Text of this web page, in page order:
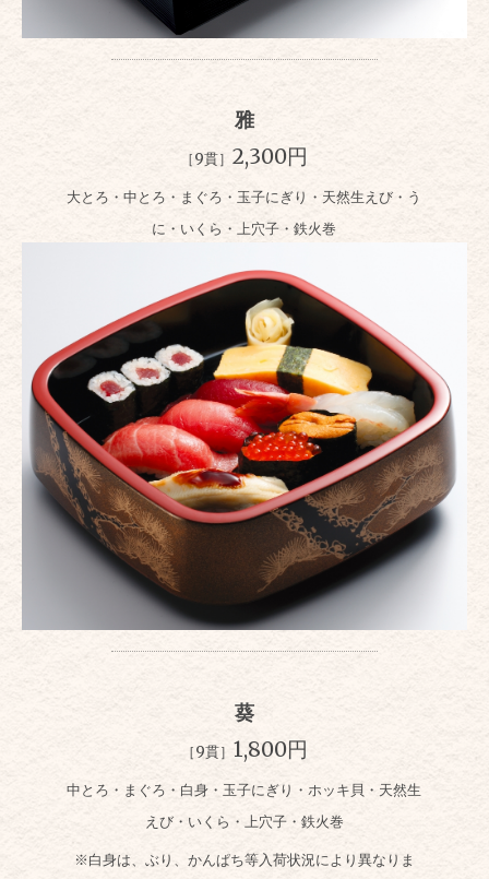
雅
［9貫］2,300円
大とろ・中とろ・まぐろ・玉子にぎり・天然生えび・う
に・いくら・上穴子・鉄火巻
葵
［9貫］ 1,800円
中とろ・まぐろ・白身・玉子にぎり・ホッキ貝・天然生
えび・いくら・上穴子・鉄火巻
※白身は、ぶり、かんぱち等入荷状況により異なりま